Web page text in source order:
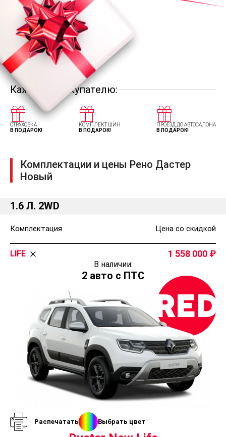
Каждому покупателю:
СТРАХОВКА
В ПОДАРОК!
КОМПЛЕКТ ШИН
В ПОДАРОК!
ПРОЕЗД ДО АВТОСАЛОНА
В ПОДАРОК!
Комплектации и цены Рено Дастер
Новый
1.6 Л. 2WD
Комплектация Цена со скидкой
LIFE 1 558 000
В наличии:
2 авто с ПТС
Распечатать Выбрать цвет